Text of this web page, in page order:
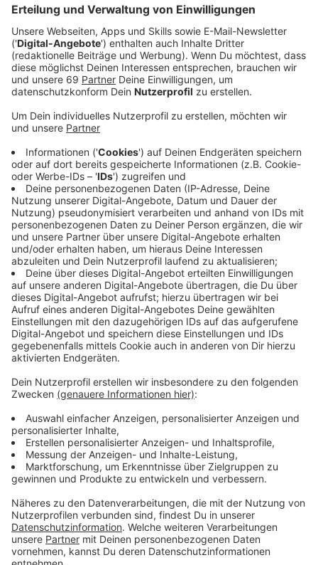
mich draußen bewegen (wandern, radeln, laufen)
Drei Dinge, die ich nicht mag:Kümmel, Überheblichkeit,
Egoismus
Meine Motivation, Politik zu machen:Faire Chancen
Meine Lieblingsgestalt in der Geschichte/ Politik:
Lama
Mein Lieblingszitat: Falls du glaubst, dass du zu klein
bist, um etwas zu bewirken, dann versuche mal zu
schlafen, wenn eine Mücke im Raum ist
Mein Motto:Nie den Frohsinn verlieren
Dafür gebe ich am liebsten Geld aus:Gutes Essen
Mein Lieblingsessen:Linsensuppe mit orientalischen
Gewürzen
Meine größte Schwäche:westfälische Herrencreme
Runde mit dem Rennrad
Mein Lieblingsort in Münster:Der Prozessionsweg
Meine Lieblings-Internetseite:Alpenverein.de
Meine erste Schallplatte/Kassette/CD:Good News
Mein Lieblings-Song:Lady Gaga & Bradley Cooper -
Shallow